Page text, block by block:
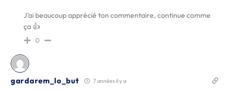
J'ai beaucoup apprécié ton commentaire, continue comme
ça 👍
0
gardarem_lo_but 7 années il y a